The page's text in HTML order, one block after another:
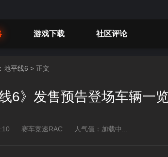
游戏下载 社区评论
地平线6 > 正文
6》发售预告登场车辆一
赛车竞速RAC 人气值： 加载中...